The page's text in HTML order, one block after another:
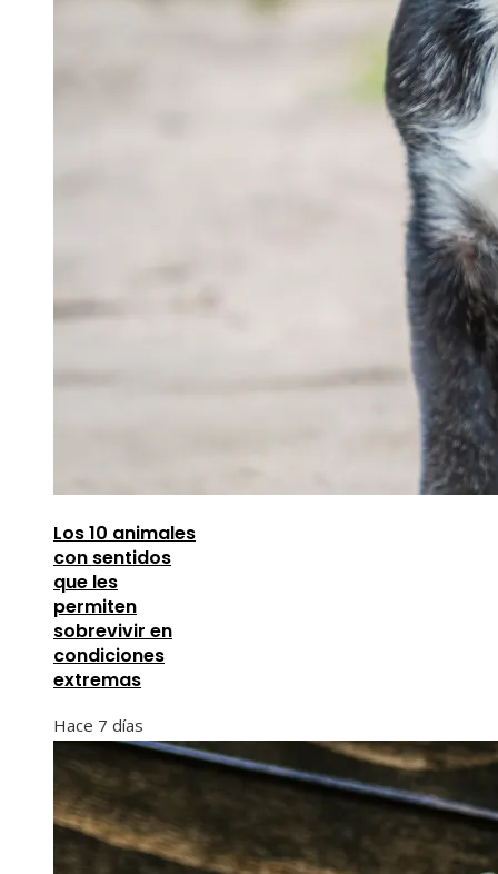
Los 10 animales
con sentidos
que les
permiten
sobrevivir en
condiciones
extremas
Hace 7 días